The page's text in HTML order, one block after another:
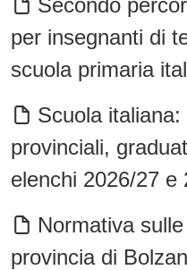
Secondo
per insegnanti di
scuola primaria
Scuola
provinciali,
elenchi 2026/27 e
Normativa
provincia di